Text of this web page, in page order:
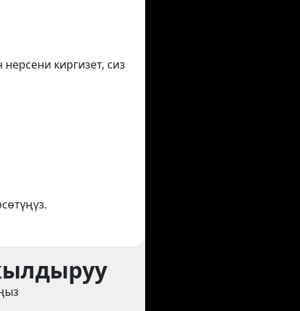
киргизет, сиз